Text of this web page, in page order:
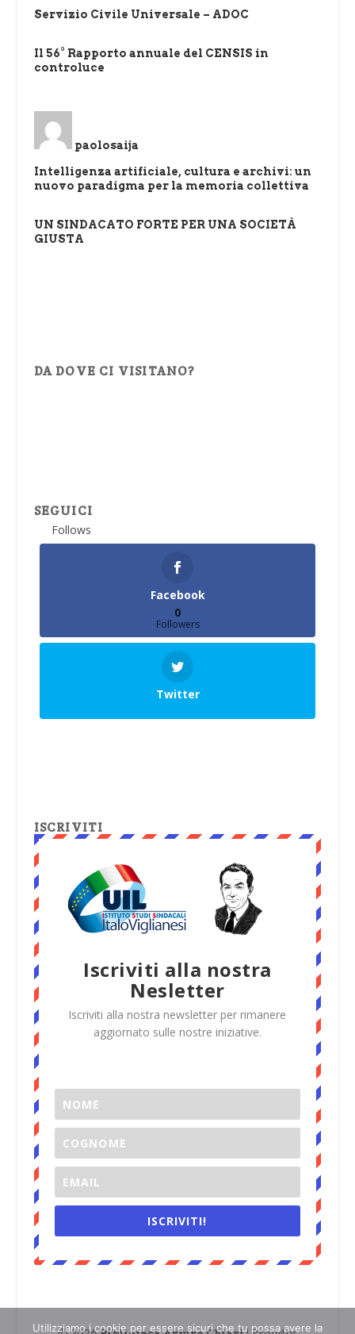
Servizio Civile Universale – ADOC
Il 56° Rapporto annuale del CENSIS in
controluce
paolosaija
Intelligenza artificiale, cultura e archivi: un
nuovo paradigma per la memoria collettiva
UN SINDACATO FORTE PER UNA SOCIETÀ
GIUSTA
DA DOVE CI VISITANO?
SEGUICI
Follows
Facebook
0
Followers
Twitter
ISCRIVITI
Iscriviti alla nostra
Nesletter
Iscriviti alla nostra newsletter per rimanere
aggiornato sulle nostre iniziative.
ISCRIVITI!
Utilizziamo i cookie per essere sicuri che tu possa avere la